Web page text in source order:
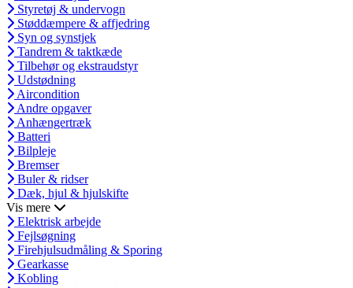
Styretøj & undervogn
Støddæmpere & affjedring
Syn og synstjek
Tandrem & taktkæde
Tilbehør og ekstraudstyr
Udstødning
Aircondition
Andre opgaver
Anhængertræk
Batteri
Bilpleje
Bremser
Buler & ridser
Dæk, hjul & hjulskifte
Vis mere
Elektrisk arbejde
Fejlsøgning
Firehjulsudmåling & Sporing
Gearkasse
Kobling